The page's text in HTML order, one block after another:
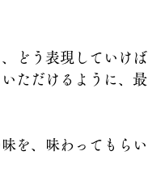
どう表現していけば
ただけるように、最
を、味わってもらい